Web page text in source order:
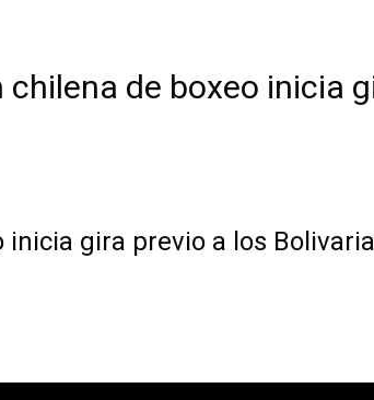
chilena de boxeo inicia
gira previo a los